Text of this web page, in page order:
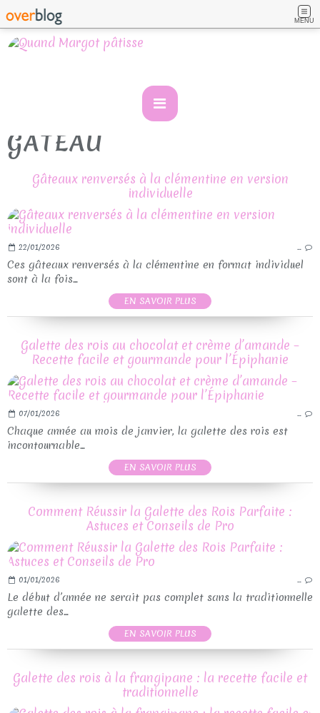
MENU
GATEAU
Gâteaux renversés à la clémentine en version
individuelle
22/01/2026 …
Ces gâteaux renversés à la clémentine en format individuel
sont à la fois...
EN SAVOIR PLUS
Galette des rois au chocolat et crème d’amande –
Recette facile et gourmande pour l’Épiphanie
07/01/2026 …
Chaque année au mois de janvier, la galette des rois est
incontournable...
EN SAVOIR PLUS
Comment Réussir la Galette des Rois Parfaite :
Astuces et Conseils de Pro
01/01/2026 …
Le début d’année ne serait pas complet sans la traditionnelle
galette des...
EN SAVOIR PLUS
Galette des rois à la frangipane : la recette facile et
traditionnelle